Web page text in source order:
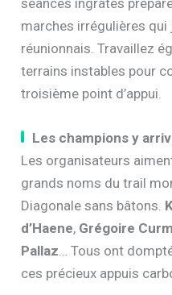
marches irrégulières
réunionnais. Travaillez
terrains instables pour
troisième point d’appui.
Les champions y
Les organisateurs
grands noms du trail
Diagonale sans bâtons.
d’Haene, Grégoire
Pallaz… Tous ont
ces précieux appuis